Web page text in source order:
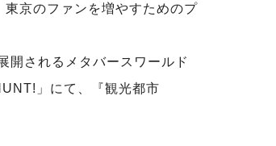
京のファンを増やすためのプ
開されるメタバースワールド
」にて、『観光都市